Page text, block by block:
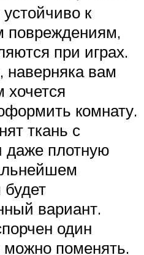
к
повреждениям,
при играх.
наверняка вам
хочется
комнату.
ткань с
даже плотную
вариант.
один
можно поменять.